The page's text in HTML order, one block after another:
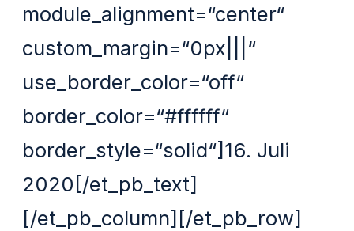
module_alignment=“center“
custom_margin=“0px|||“
use_border_color=“off“
border_color=“#ffffff“
border_style=“solid“]16. Juli
2020[/et_pb_text]
[/et_pb_column][/et_pb_row]